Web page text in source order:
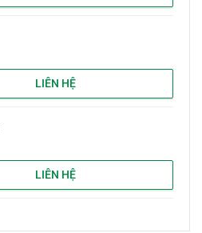
LIÊN HỆ
LIÊN HỆ